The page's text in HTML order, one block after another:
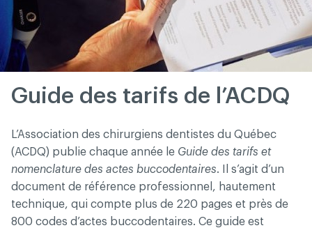
Guide des tarifs de l’ACDQ
L’Association des chirurgiens dentistes du Québec
(ACDQ) publie chaque année le Guide des tarifs et
nomenclature des actes buccodentaires. Il s’agit d’un
document de référence professionnel, hautement
technique, qui compte plus de 220 pages et près de
800 codes d’actes buccodentaires. Ce guide est